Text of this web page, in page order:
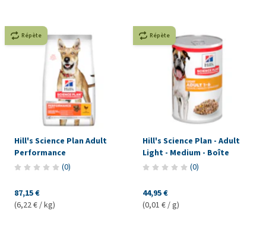
Répète
Hill's Science Plan Adult
Performance
(0)
87,15 €
(6,22 € / kg)
Répète
Hill's Science Plan - Adult
Light - Medium - Boîte
(0)
44,95 €
(0,01 € / g)